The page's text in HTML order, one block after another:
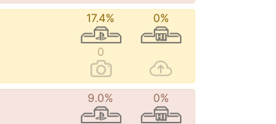
17.4% 0%
0
9.0% 0%